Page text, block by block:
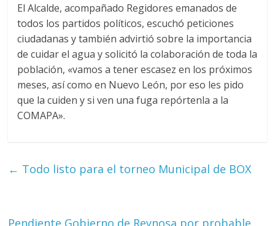
El Alcalde, acompañado Regidores emanados de
todos los partidos políticos, escuchó peticiones
ciudadanas y también advirtió sobre la importancia
de cuidar el agua y solicitó la colaboración de toda la
población, «vamos a tener escasez en los próximos
meses, así como en Nuevo León, por eso les pido
que la cuiden y si ven una fuga repórtenla a la
COMAPA».
← Todo listo para el torneo Municipal de BOX